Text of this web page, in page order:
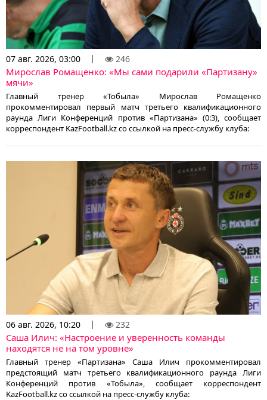
07 авг. 2026, 03:00 246
Мирослав Ромащенко: «Мы сами подарили «Партизану»
мячи»
Главный тренер «Тобыла» Мирослав Ромащенко
прокомментировал первый матч третьего квалификационного
раунда Лиги Конференций против «Партизана» (0:3), сообщает
корреспондент KazFootball.kz со ссылкой на пресс-службу клуба:
06 авг. 2026, 10:20 232
Саша Илич: «Настроение и уверенность команды
находятся не на том уровне»
Главный тренер «Партизана» Саша Илич прокомментировал
предстоящий матч третьего квалификационного раунда Лиги
Конференций против «Тобыла», сообщает корреспондент
KazFootball.kz со ссылкой на пресс-службу клуба: